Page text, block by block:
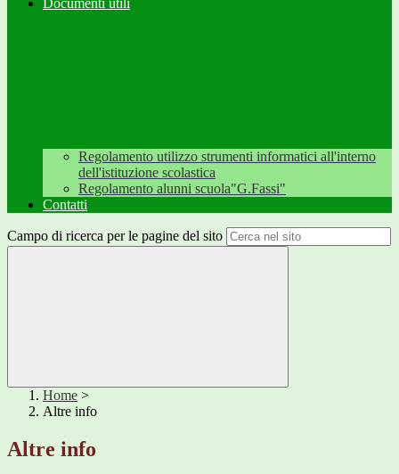
Documenti utili
Regolamento utilizzo strumenti informatici all'interno
dell'istituzione scolastica
Regolamento alunni scuola"G.Fassi"
Contatti
Campo di ricerca per le pagine del sito
Home >
Altre info
Altre info